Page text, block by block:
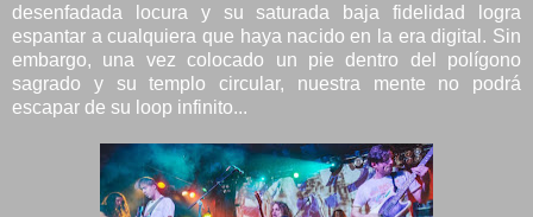
desenfadada locura y su saturada baja fidelidad logra
espantar a cualquiera que haya nacido en la era digital. Sin
embargo, una vez colocado un pie dentro del polígono
sagrado y su templo circular, nuestra mente no podrá
escapar de su loop infinito...